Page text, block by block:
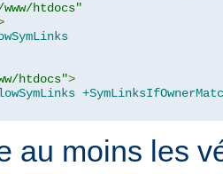
htdocs"
htdocs">
au moins les